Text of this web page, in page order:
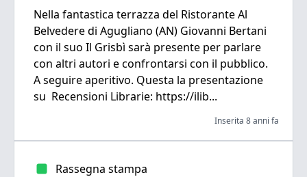
Nella fantastica terrazza del Ristorante Al
Belvedere di Agugliano (AN) Giovanni Bertani
con il suo Il Grisbì sarà presente per parlare
con altri autori e confrontarsi con il pubblico.
A seguire aperitivo. Questa la presentazione
su Recensioni Librarie: https://ilib...
Inserita 8 anni fa
Rassegna stampa